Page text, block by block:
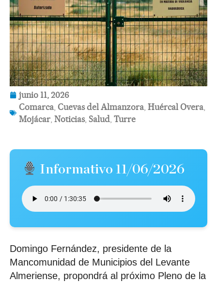
junio 11, 2026
Comarca, Cuevas del Almanzora, Huércal Overa,
Mojácar, Noticias, Salud, Turre
Informativo 11/06/2026
Domingo Fernández, presidente de la
Mancomunidad de Municipios del Levante
Almeriense, propondrá al próximo Pleno de la